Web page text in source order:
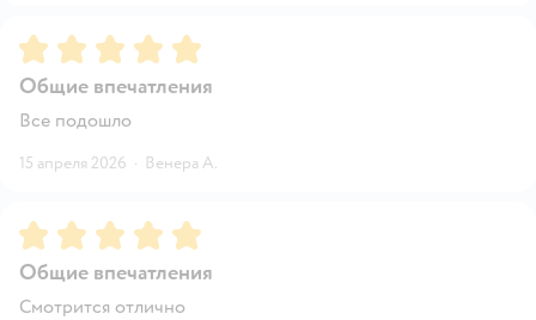
Рейтинг:5
Общие впечатления
Все подошло
15 апреля 2026 · Венера А.
Рейтинг:5
Общие впечатления
Смотрится отлично